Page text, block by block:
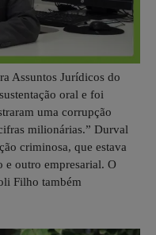
Assuntos Jurídicos do
oral e foi
uma corrupção
milionárias.” Durval
criminosa, que estava
outro empresarial. O
Filho também